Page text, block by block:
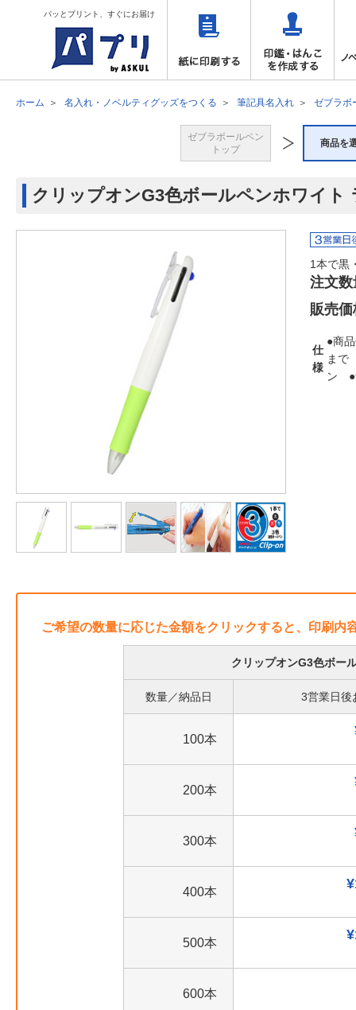
パッとプリント、すぐにお届け
ホーム 名入れ・ノベルティグッズをつくる 筆記具名入れ ゼブラボ
ゼブラボールペン
トップ
商品を
クリップオンG3色ボールペンホワイト
1本で黒
注文数
販売価
仕
様
●商
まで
ン ●
ご希望の数量に応じた金額をクリックすると、印刷内
クリップオンG3色ボー
数量／納品日 3営業日後
100本
200本
300本
400本
500本
600本